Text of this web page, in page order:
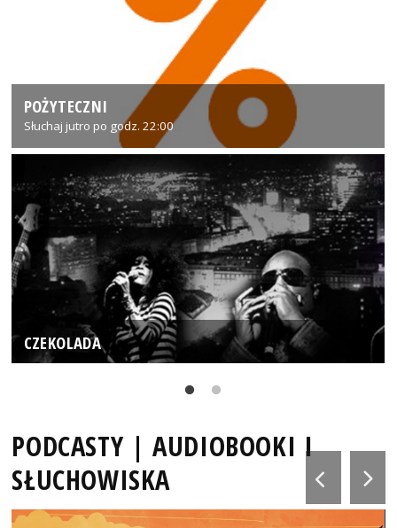
POŻYTECZNI
Słuchaj jutro po godz. 22:00
CZEKOLADA
PODCASTY | AUDIOBOOKI I
SŁUCHOWISKA